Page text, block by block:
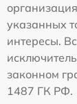
указанных
интересы.
законном
1487 ГК РФ.